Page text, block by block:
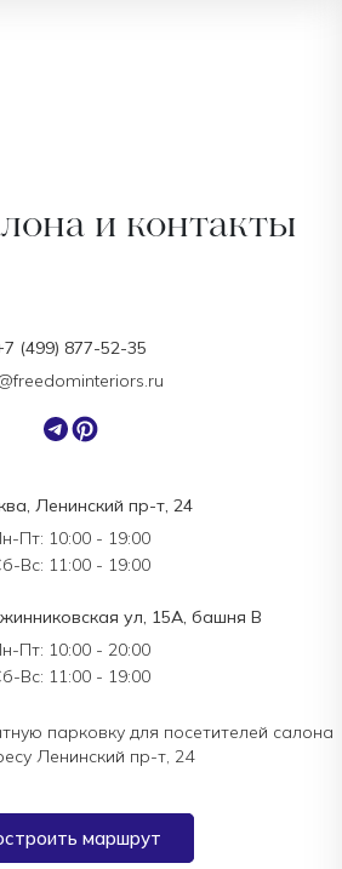
и контакты
Ленинский пр-т, 24
Пт: 10:00 - 19:00
Вс: 11:00 - 19:00
ул, 15А, башня В
Пт: 10:00 - 20:00
Вс: 11:00 - 19:00
парковку для посетителей салона
Ленинский пр-т, 24
маршрут
(499) 877-52-35